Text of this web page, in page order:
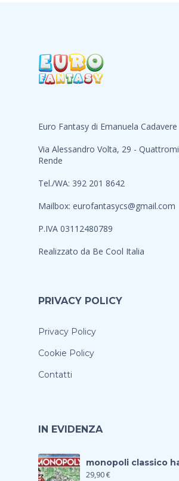
Euro Fantasy di Emanuela Cadavere
Via Alessandro Volta, 29 -
Rende
Tel./WA: 392 201 8642
Mailbox: eurofantasycs@gmail.com
P.IVA 03112480789
Realizzato da Be Cool Italia
PRIVACY POLICY
Privacy Policy
Cookie Policy
Contatti
IN EVIDENZA
monopoli classico
29,90€